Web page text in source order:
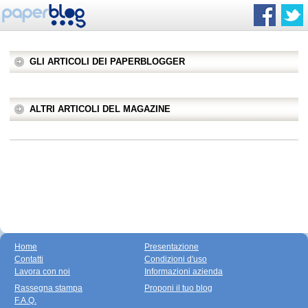
GLI ARTICOLI DEI PAPERBLOGGER
ALTRI ARTICOLI DEL MAGAZINE
Home
Contatti
Lavora con noi
Presentazione
Condizioni d'uso
Informazioni azienda
Rassegna stampa
F.A.Q.
Proponi il tuo blog